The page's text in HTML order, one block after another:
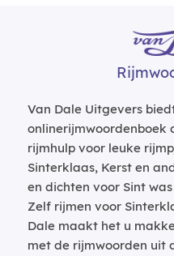
Van Dale Uitgevers
onlinerijmwoordenboek
rijmhulp voor leuke
Sinterklaas, Kerst en
en dichten voor Sint
Zelf rijmen voor
Dale maakt het u
met de rijmwoorden uit